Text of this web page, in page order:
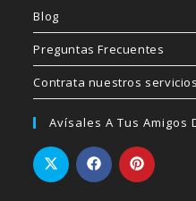
Blog
Preguntas Frecuentes
Contrata nuestros servicios
Avísales A Tus Amigos